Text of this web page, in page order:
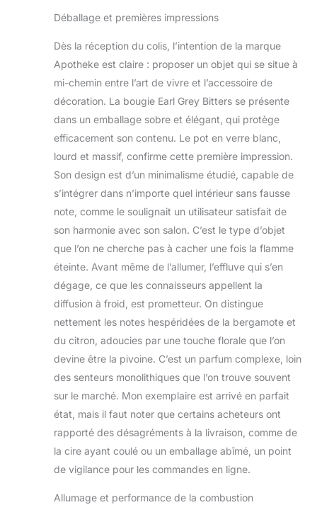
bougies sont
fabriquées avec un
mélange exclusif
d'huiles essentielles
parfumée pour un
parfum durable.
Chaque bougie de
300 ml brûle
à 70 heures. 8,9 x
10,2 cm. Parfum
fruité : ce parfum
décadent combine
la grenade avec la
pamplemousse et
l'ylang-ylang. Des
notes subtiles
d'abricot et de bois
de santal ajoutent
de la profondeur à
ce parfum juteux.
Des parfums qui
durent : nous
savons que le
parfum peut
transformer
n'importe quel
espace et rehausser
C'est pourquoi nous
Déballage et premières impressions
Dès la réception du colis, l’intention de la marque
Apotheke est claire : proposer un objet qui se situe à
mi-chemin entre l’art de vivre et l’accessoire de
décoration. La bougie Earl Grey Bitters se présente
dans un emballage sobre et élégant, qui protège
efficacement son contenu. Le pot en verre blanc,
lourd et massif, confirme cette première impression.
Son design est d’un minimalisme étudié, capable de
s’intégrer dans n’importe quel intérieur sans fausse
note, comme le soulignait un utilisateur satisfait de
son harmonie avec son salon. C’est le type d’objet
que l’on ne cherche pas à cacher une fois la flamme
éteinte. Avant même de l’allumer, l’effluve qui s’en
dégage, ce que les connaisseurs appellent la
diffusion à froid, est prometteur. On distingue
nettement les notes hespéridées de la bergamote et
du citron, adoucies par une touche florale que l’on
devine être la pivoine. C’est un parfum complexe, loin
des senteurs monolithiques que l’on trouve souvent
sur le marché. Mon exemplaire est arrivé en parfait
état, mais il faut noter que certains acheteurs ont
rapporté des désagréments à la livraison, comme de
la cire ayant coulé ou un emballage abîmé, un point
de vigilance pour les commandes en ligne.
Allumage et performance de la combustion